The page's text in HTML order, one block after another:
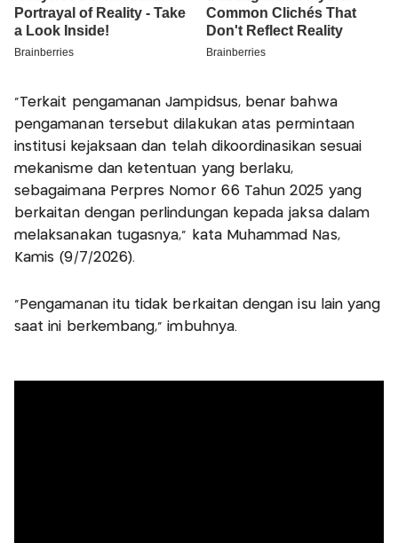
“Terkait pengamanan Jampidsus, benar bahwa
pengamanan tersebut dilakukan atas permintaan
institusi kejaksaan dan telah dikoordinasikan sesuai
mekanisme dan ketentuan yang berlaku,
sebagaimana Perpres Nomor 66 Tahun 2025 yang
berkaitan dengan perlindungan kepada jaksa dalam
melaksanakan tugasnya,” kata Muhammad Nas,
Kamis (9/7/2026).
“Pengamanan itu tidak berkaitan dengan isu lain yang
saat ini berkembang,” imbuhnya.